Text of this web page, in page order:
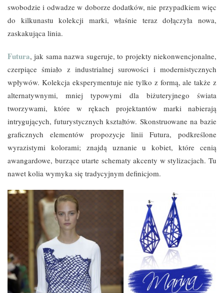
swobodzie i odwadze w doborze dodatków, nie przypadkiem więc
do kilkunastu kolekcji marki, właśnie teraz dołączyła nowa,
zaskakująca linia.
Futura, jak sama nazwa sugeruje, to projekty niekonwencjonalne,
czerpiące śmiało z industrialnej surowości i modernistycznych
wpływów. Kolekcja eksperymentuje nie tylko z formą, ale także z
alternatywnymi, mniej typowymi dla biżuteryjnego świata
tworzywami, które w rękach projektantów marki nabierają
intrygujących, futurystycznych kształtów. Skonstruowane na bazie
graficznych elementów propozycje linii Futura, podkreślone
wyrazistymi kolorami; znajdą uznanie u kobiet, które cenią
awangardowe, burzące utarte schematy akcenty w stylizacjach. Tu
nawet kolia wymyka się tradycyjnym definicjom.